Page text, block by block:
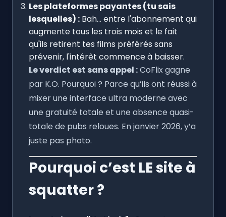
Les plateformes payantes (tu sais
lesquelles) : Bah... entre l'abonnement qui
augmente tous les trois mois et le fait
qu'ils retirent tes films préférés sans
prévenir, l'intérêt commence à baisser.
Le verdict est sans appel :CoFlix gagne
par K.O. Pourquoi ? Parce qu’ils ont réussi à
mixer une interface ultra moderne avec
une gratuité totale et une absence quasi-
totale de pubs reloues. En janvier 2026, y’a
juste pas photo.
Pourquoi c’est LE site à
squatter ?